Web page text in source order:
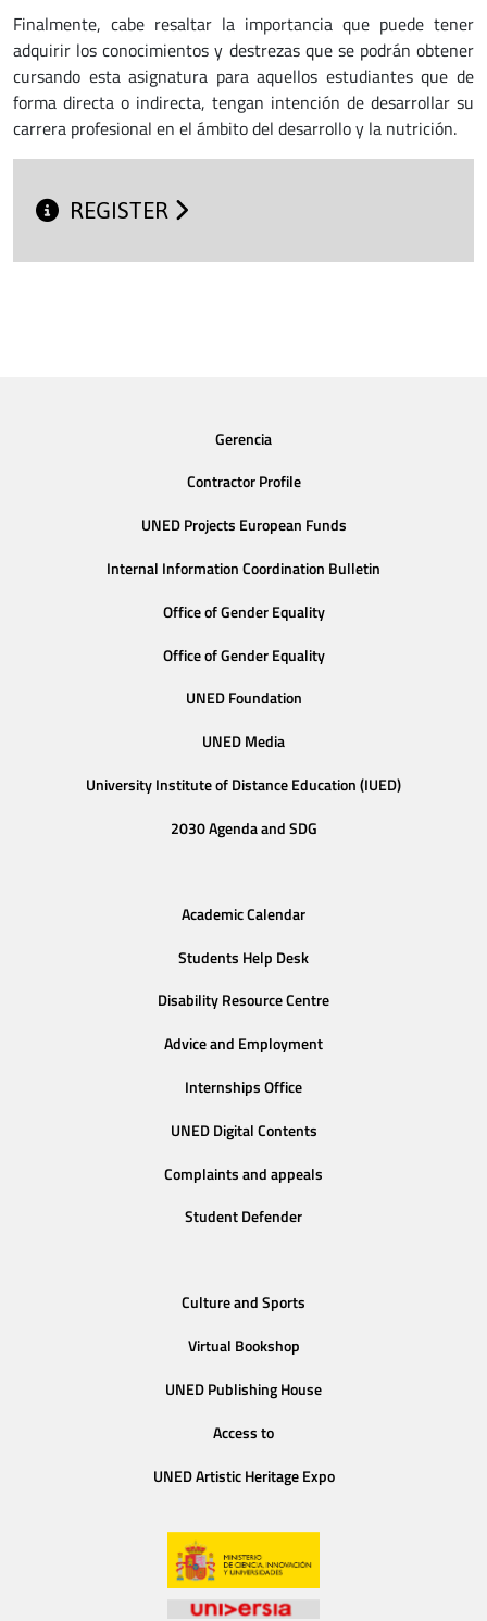
Finalmente, cabe resaltar la importancia que puede tener
adquirir los conocimientos y destrezas que se podrán obtener
cursando esta asignatura para aquellos estudiantes que de
forma directa o indirecta, tengan intención de desarrollar su
carrera profesional en el ámbito del desarrollo y la nutrición.
REGISTER
Gerencia
Contractor Profile
UNED Projects European Funds
Internal Information Coordination Bulletin
Office of Gender Equality
Office of Gender Equality
UNED Foundation
UNED Media
University Institute of Distance Education (IUED)
2030 Agenda and SDG
Academic Calendar
Students Help Desk
Disability Resource Centre
Advice and Employment
Internships Office
UNED Digital Contents
Complaints and appeals
Student Defender
Culture and Sports
Virtual Bookshop
UNED Publishing House
Access to
UNED Artistic Heritage Expo